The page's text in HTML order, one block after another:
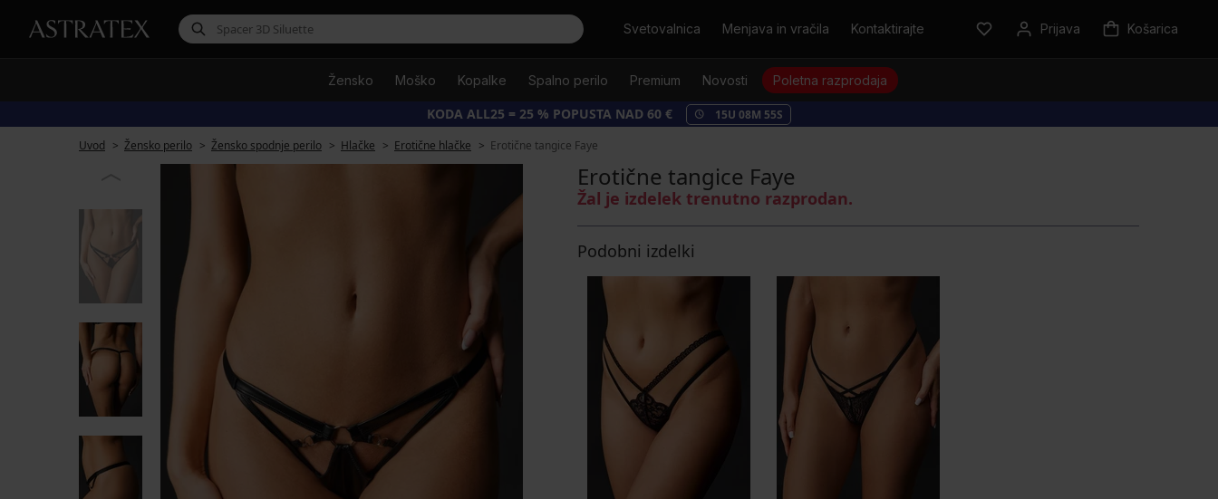
Svetovalnica Menjava in vračila Kontaktirajte Prijava Košarica
Žensko Moško Kopalke Spalno perilo Premium Novosti Poletna razprodaja
KODA ALL25 = 25 % POPUSTA NAD 60 € 15U 08M 55S
Uvod
Žensko perilo Žensko spodnje perilo Hlačke Erotične hlačke Erotične tangice Faye
Erotične tangice Faye
Žal je izdelek trenutno razprodan.
Podobni izdelki